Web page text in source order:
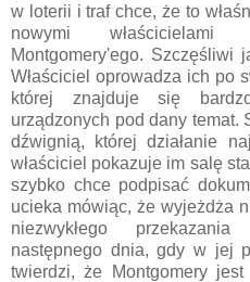
w loterii i traf chce, że to
nowymi właścicielami
Montgomery'ego. Szczęśliwi
Właściciel oprowadza ich po
której znajduje się
urządzonych pod dany temat.
dźwignią, której działanie
właściciel pokazuje im salę
szybko chce podpisać
ucieka mówiąc, że wyjeżdża
niezwykłego
następnego dnia, gdy w jej
twierdzi, że Montgomery